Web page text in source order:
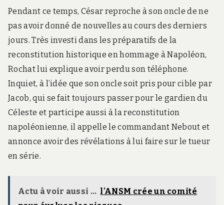
Pendant ce temps, César reproche à son oncle de ne
pas avoir donné de nouvelles au cours des derniers
jours. Très investi dans les préparatifs de la
reconstitution historique en hommage à Napoléon,
Rochat lui explique avoir perdu son téléphone.
Inquiet, à l’idée que son oncle soit pris pour cible par
Jacob, qui se fait toujours passer pour le gardien du
Céleste et participe aussi à la reconstitution
napoléonienne, il appelle le commandant Nebout et
annonce avoir des révélations à lui faire sur le tueur
en série.
Actu à voir aussi ... l'ANSM crée un comité